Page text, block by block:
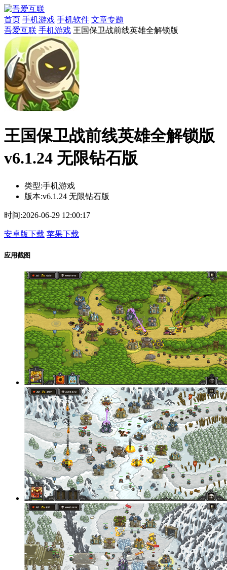
首页 手机游戏 手机软件 文章专题
吾爱互联 手机游戏 王国保卫战前线英雄全解锁版
王国保卫战前线英雄全解锁版
v6.1.24 无限钻石版
类型:手机游戏
版本:v6.1.24 无限钻石版
时间:2026-06-29 12:00:17
安卓版下载 苹果下载
应用截图